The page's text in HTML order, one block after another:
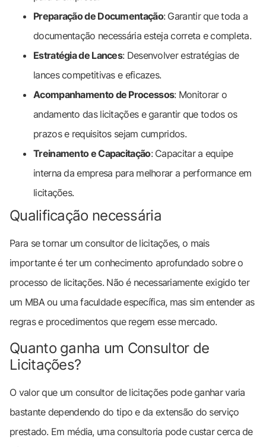
Preparação de Documentação: Garantir que toda a
documentação necessária esteja correta e completa.
Estratégia de Lances: Desenvolver estratégias de
lances competitivas e eficazes.
Acompanhamento de Processos: Monitorar o
andamento das licitações e garantir que todos os
prazos e requisitos sejam cumpridos.
Treinamento e Capacitação: Capacitar a equipe
interna da empresa para melhorar a performance em
licitações.
Qualificação necessária
Para se tornar um consultor de licitações, o mais
importante é ter um conhecimento aprofundado sobre o
processo de licitações. Não é necessariamente exigido ter
um MBA ou uma faculdade específica, mas sim entender as
regras e procedimentos que regem esse mercado.
Quanto ganha um Consultor de
Licitações?
O valor que um consultor de licitações pode ganhar varia
bastante dependendo do tipo e da extensão do serviço
prestado. Em média, uma consultoria pode custar cerca de